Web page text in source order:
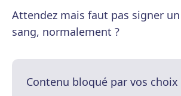
Attendez mais faut pas signer
sang, normalement ?
Contenu bloqué par vos choix